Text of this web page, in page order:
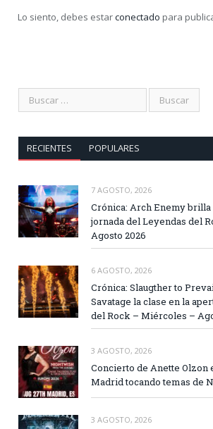
Lo siento, debes estarconectado para
RECIENTES POPULARES
7 AGOSTO, 2026
Crónica: Arch Enemy brilla
jornada del Leyendas del
Agosto 2026
6 AGOSTO, 2026
Crónica: Slaugther to
Savatage la clase en la
del Rock – Miércoles –
3 AGOSTO, 2026
Concierto de Anette Olzon
Madrid tocando temas de
3 AGOSTO, 2026